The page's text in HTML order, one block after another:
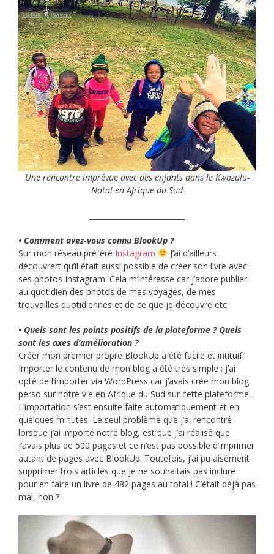
Une rencontre imprévue avec des enfants dans le Kwazulu-
Natal en Afrique du Sud
• Comment avez-vous connu BlookUp ?
Sur mon réseau préféré Instagram
J’ai d’ailleurs
découvrert qu’il était aussi possible de créer son livre avec
ses photos Instagram. Cela m’intéresse car j’adore publier
au quotidien des photos de mes voyages, de mes
trouvailles quotidiennes et de ce que je découvre etc.
• Quels sont les points positifs de la plateforme ? Quels
sont les axes d’amélioration ?
Créer mon premier propre BlookUp a été facile et intituif.
Importer le contenu de mon blog a été très simple : j’ai
opté de l’importer via WordPress car j’avais crée mon blog
perso sur notre vie en Afrique du Sud sur cette plateforme.
L’importation s’est ensuite faite automatiquement et en
quelques minutes. Le seul problème que j’ai rencontré
lorsque j’ai importé notre blog, est que j’ai réalisé que
j’avais plus de 500 pages et ce n’est pas possible d’imprimer
autant de pages avec BlookUp. Toutefois, j’ai pu aisément
supprimer trois articles que je ne souhaitais pas inclure
pour en faire un livre de 482 pages au total ! C’était déjà pas
mal, non ?